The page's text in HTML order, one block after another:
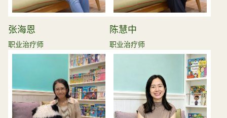
张海恩
职业治疗师
陈慧中
职业治疗师